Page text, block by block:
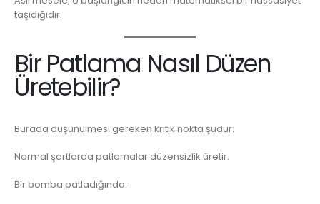
taşıdığıdır.
Bir Patlama Nasıl Düzen
Üretebilir?
Burada düşünülmesi gereken kritik nokta şudur:
Normal şartlarda patlamalar düzensizlik üretir.
Bir bomba patladığında: